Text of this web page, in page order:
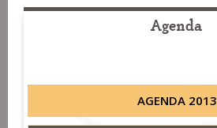
Agenda
AGENDA 2013